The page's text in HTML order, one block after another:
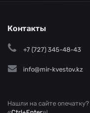
Контакты
+7 (727) 345-48-43
info@mir-kvestov.kz
Нашли на сайте